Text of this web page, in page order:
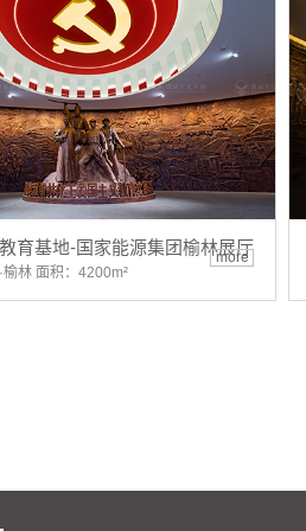
育基地-国家能源集团榆林展厅
榆林 面积：4200m²
more